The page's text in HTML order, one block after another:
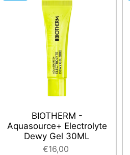
BIOTHERM -
Aquasource+ Electrolyte
Dewy Gel 30ML
€16,00